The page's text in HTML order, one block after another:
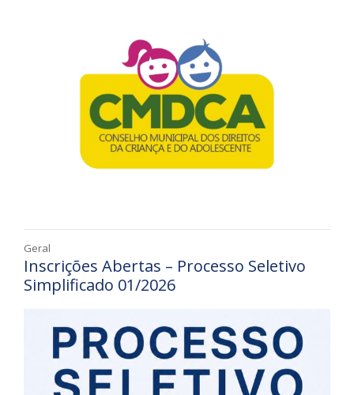
Geral
Inscrições Abertas – Processo Seletivo
Simplificado 01/2026